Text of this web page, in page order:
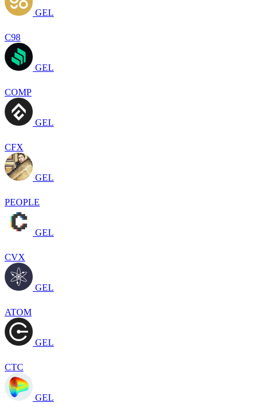
GEL
C98
GEL
COMP
GEL
CFX
GEL
PEOPLE
GEL
CVX
GEL
ATOM
GEL
CTC
GEL